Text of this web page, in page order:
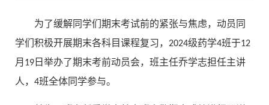
为了缓解同学们期末考试前的紧张与焦虑，动员同
学们积极开展期末各科目课程复习，2024级药学4班于12
月19日举办了期末考前动员会，班主任乔学志担任主讲
人，4班全体同学参与。